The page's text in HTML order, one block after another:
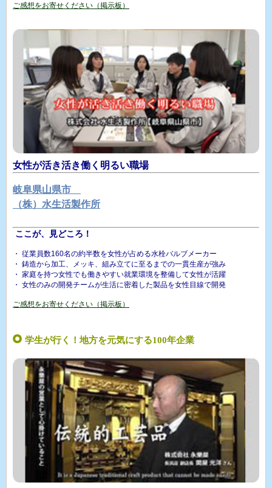
ご感想をお寄せください（掲示板）
女性が活き活き働く明るい職場
岐阜県山県市
（株）水生活製作所
ここが、見どころ！
・ 従業員数160名の約半数を女性が占める水栓バルブメーカー
・ 鋳造から加工、メッキ、組み立てに至るまでの一貫生産が強み
・ 家庭を持つ女性でも働きやすい就業環境を整備して女性が活躍
・ 女性のみの開発チームが生活に密着した製品を女性目線で開発
ご感想をお寄せください（掲示板）
学生が行く！地方を元気にする100年企業